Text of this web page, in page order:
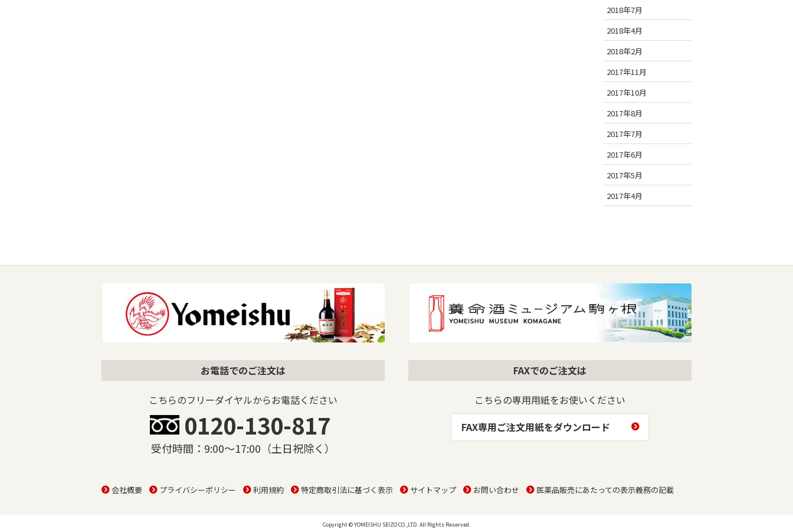
2018年7月
2018年4月
2018年2月
2017年11月
2017年10月
2017年8月
2017年7月
2017年6月
2017年5月
2017年4月
お電話でのご注文は
こちらのフリーダイヤルからお電話ください
0120-130-817
受付時間：9:00〜17:00（土日祝除く）
FAXでのご注文は
こちらの専用用紙をお使いください
FAX専用ご注文用紙をダウンロード
会社概要 プライバシーポリシー 利用規約 特定商取引法に基づく表示 サイトマップ お問い合わせ 医薬品販売にあたっての表示義務の記載
Copyright © YOMEISHU SEIZO CO.,LTD. All Rights Reserved.